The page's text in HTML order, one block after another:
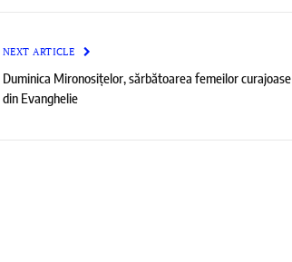
NEXT ARTICLE
Duminica Mironosițelor, sărbătoarea femeilor curajoase
din Evanghelie